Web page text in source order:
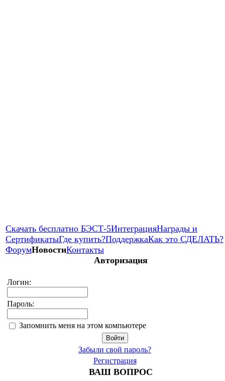
Скачать бесплатно БЭСТ-5ИнтеграцияНаграды и
СертификатыГде купить?ПоддержкаКак это СДЕЛАТЬ?
ФорумНовостиКонтакты
Авторизация
Логин:
Пароль:
Запомнить меня на этом компьютере
Забыли свой пароль?
Регистрация
ВАШ ВОПРОС